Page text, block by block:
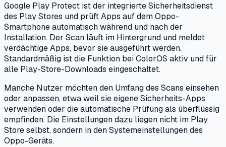
Google Play Protect ist der integrierte Sicherheitsdienst
des Play Stores und prüft Apps auf dem Oppo-
Smartphone automatisch während und nach der
Installation. Der Scan läuft im Hintergrund und meldet
verdächtige Apps, bevor sie ausgeführt werden.
Standardmäßig ist die Funktion bei ColorOS aktiv und für
alle Play-Store-Downloads eingeschaltet.
Manche Nutzer möchten den Umfang des Scans einsehen
oder anpassen, etwa weil sie eigene Sicherheits-Apps
verwenden oder die automatische Prüfung als überflüssig
empfinden. Die Einstellungen dazu liegen nicht im Play
Store selbst, sondern in den Systemeinstellungen des
Oppo-Geräts.